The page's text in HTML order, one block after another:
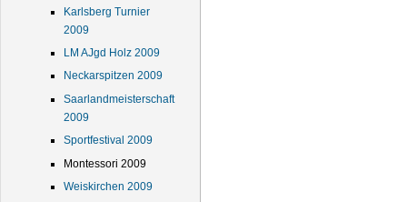
Karlsberg Turnier
2009
LM AJgd Holz 2009
Neckarspitzen 2009
Saarlandmeisterschaft
2009
Sportfestival 2009
Montessori 2009
Weiskirchen 2009